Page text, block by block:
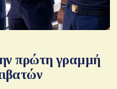
πρώτη γραμμή